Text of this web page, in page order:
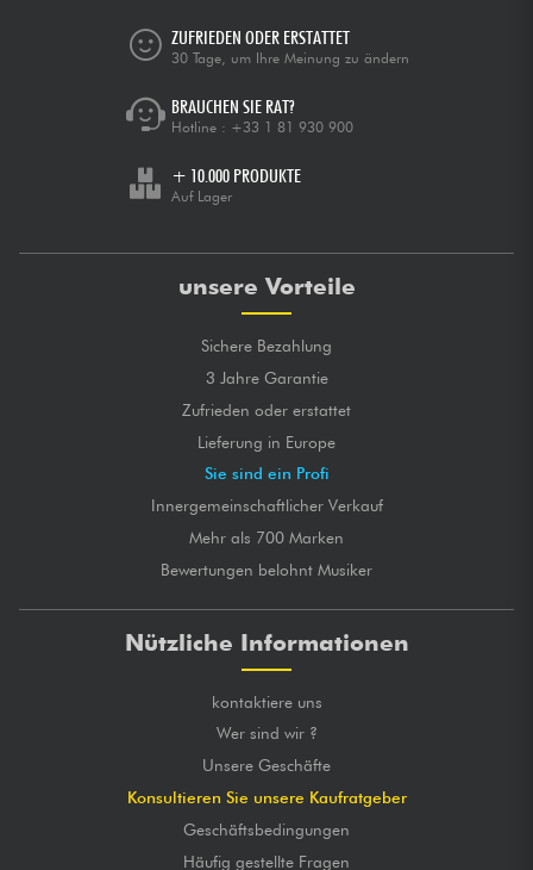
ZUFRIEDEN ODER ERSTATTET
30 Tage, um Ihre Meinung zu ändern
BRAUCHEN SIE RAT?
Hotline : +33 1 81 930 900
+ 10.000 PRODUKTE
Auf Lager
unsere Vorteile
Sichere Bezahlung
3 Jahre Garantie
Zufrieden oder erstattet
Lieferung in Europe
Sie sind ein Profi
Innergemeinschaftlicher Verkauf
Mehr als 700 Marken
Bewertungen belohnt Musiker
Nützliche Informationen
kontaktiere uns
Wer sind wir ?
Unsere Geschäfte
Konsultieren Sie unsere Kaufratgeber
Geschäftsbedingungen
Häufig gestellte Fragen